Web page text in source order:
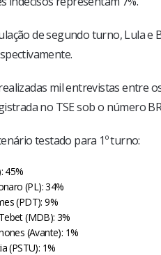
de segundo turno, Lula e
mil entrevistas entre
no TSE sob o número
testado para 1º turno:
45%
(PL): 34%
(PDT): 9%
(MDB): 3%
(Avante): 1%
(PSTU): 1%